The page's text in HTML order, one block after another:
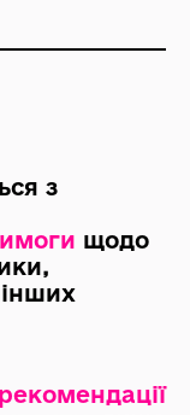
з
щодо
рекомендації